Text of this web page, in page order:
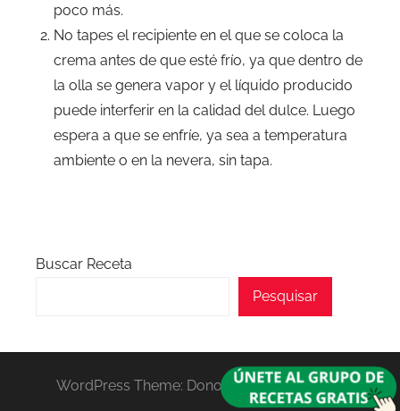
poco más.
No tapes el recipiente en el que se coloca la
crema antes de que esté frío, ya que dentro de
la olla se genera vapor y el líquido producido
puede interferir en la calidad del dulce. Luego
espera a que se enfríe, ya sea a temperatura
ambiente o en la nevera, sin tapa.
Buscar Receta
Pesquisar
WordPress Theme: Donovan by ThemeZee.